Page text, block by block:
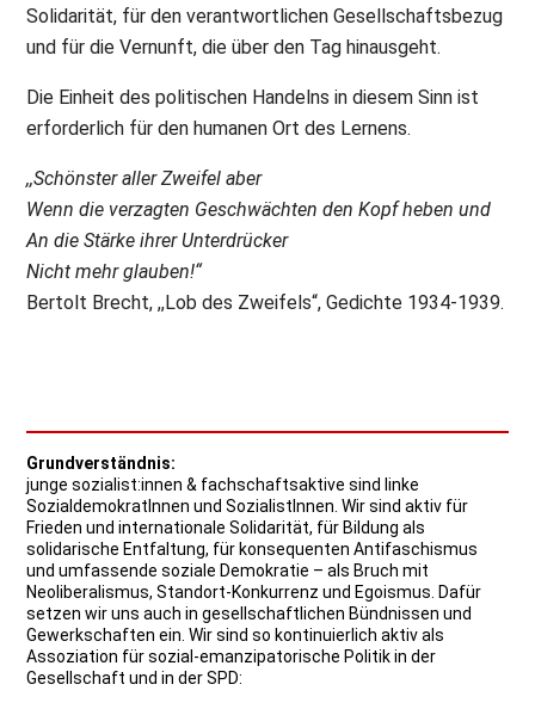
Solidarität, für den verantwortlichen Gesellschaftsbezug
und für die Vernunft, die über den Tag hinausgeht.
Die Einheit des politischen Handelns in diesem Sinn ist
erforderlich für den humanen Ort des Lernens.
,,Schönster aller Zweifel aber
Wenn die verzagten Geschwächten den Kopf heben und
An die Stärke ihrer Unterdrücker
Nicht mehr glauben!“
Bertolt Brecht, ,,Lob des Zweifels“, Gedichte 1934-1939.
Grundverständnis:
junge sozialist:innen & fachschaftsaktive sind linke
SozialdemokratInnen und SozialistInnen. Wir sind aktiv für
Frieden und internationale Solidarität, für Bildung als
solidarische Entfaltung, für konsequenten Antifaschismus
und umfassende soziale Demokratie – als Bruch mit
Neoliberalismus, Standort-Konkurrenz und Egoismus. Dafür
setzen wir uns auch in gesellschaftlichen Bündnissen und
Gewerkschaften ein. Wir sind so kontinuierlich aktiv als
Assoziation für sozial-emanzipatorische Politik in der
Gesellschaft und in der SPD: